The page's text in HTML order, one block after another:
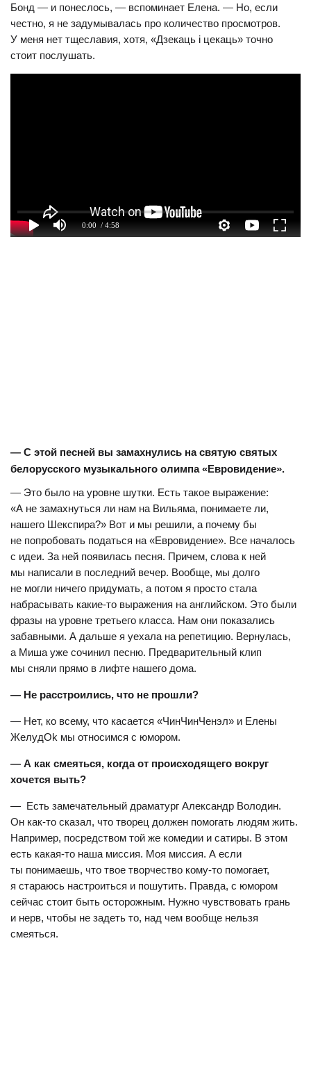
Бонд — и понеслось, — вспоминает Елена. — Но, если
честно, я не задумывалась про количество просмотров.
У меня нет тщеславия, хотя, «Дзекаць і цекаць» точно
стоит послушать.
0:00 / 4:58
— С этой песней вы замахнулись на святую святых
белорусского музыкального олимпа «Евровидение».
— Это было на уровне шутки. Есть такое выражение:
«А не замахнуться ли нам на Вильяма, понимаете ли,
нашего Шекспира?» Вот и мы решили, а почему бы
не попробовать податься на «Евровидение». Все началось
с идеи. За ней появилась песня. Причем, слова к ней
мы написали в последний вечер. Вообще, мы долго
не могли ничего придумать, а потом я просто стала
набрасывать какие-то выражения на английском. Это были
фразы на уровне третьего класса. Нам они показались
забавными. А дальше я уехала на репетицию. Вернулась,
а Миша уже сочинил песню. Предварительный клип
мы сняли прямо в лифте нашего дома.
— Не расстроились, что не прошли?
— Нет, ко всему, что касается «ЧинЧинЧенэл» и Елены
ЖелудОk мы относимся с юмором.
— А как смеяться, когда от происходящего вокруг
хочется выть?
— Есть замечательный драматург Александр Володин.
Он как-то сказал, что творец должен помогать людям жить.
Например, посредством той же комедии и сатиры. В этом
есть какая-то наша миссия. Моя миссия. А если
ты понимаешь, что твое творчество кому-то помогает,
я стараюсь настроиться и пошутить. Правда, с юмором
сейчас стоит быть осторожным. Нужно чувствовать грань
и нерв, чтобы не задеть то, над чем вообще нельзя
смеяться.